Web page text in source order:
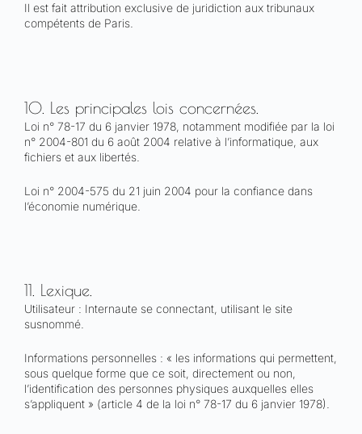
Il est fait attribution exclusive de juridiction aux tribunaux
compétents de Paris.
10. Les principales lois concernées.
Loi n° 78-17 du 6 janvier 1978, notamment modifiée par la loi
n° 2004-801 du 6 août 2004 relative à l’informatique, aux
fichiers et aux libertés.
Loi n° 2004-575 du 21 juin 2004 pour la confiance dans
l’économie numérique.
11. Lexique.
Utilisateur : Internaute se connectant, utilisant le site
susnommé.
Informations personnelles : « les informations qui permettent,
sous quelque forme que ce soit, directement ou non,
l’identification des personnes physiques auxquelles elles
s’appliquent » (article 4 de la loi n° 78-17 du 6 janvier 1978).